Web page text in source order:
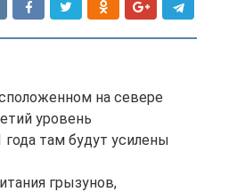
на севере
уровень
там будут усилены
грызунов,